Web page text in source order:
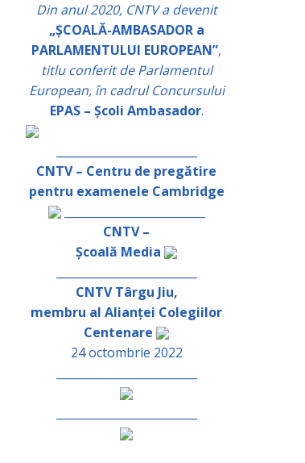
Din anul 2020, CNTV a devenit
„ȘCOALĂ-AMBASADOR a
PARLAMENTULUI EUROPEAN”,
titlu conferit de Parlamentul
European, în cadrul Concursului
EPAS – Școli Ambasador.
CNTV – Centru de pregătire
pentru examenele Cambridge
_________________________
CNTV –
Școală Media
CNTV Târgu Jiu,
membru al Alianței Colegiilor
Centenare
24 octombrie 2022